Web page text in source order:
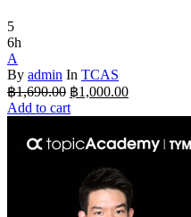
5
6h
A
By admin In TCAS
฿1,690.00 Original
price
฿1,690.00.
฿1,000.00Current
฿1,000.00.
Add to cart